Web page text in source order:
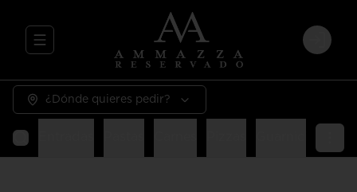
Abrir menu de navegación Login
¿Dónde quieres pedir?